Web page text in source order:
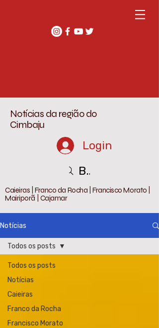
Notícias da região do
Cimbaju
Login
Buscar
Caieiras | Franco da Rocha | Francisco Morato |
Mairiporã | Cajamar
Notícias
Todos os posts
Notícias
Caieiras
Franco da Rocha
Francisco Morato
Todos os posts